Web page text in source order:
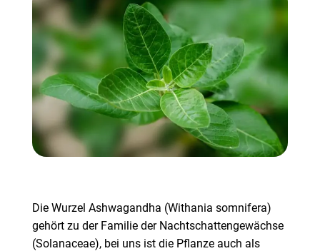
Die Wurzel Ashwagandha (Withania somnifera)
gehört zu der Familie der Nachtschattengewächse
(Solanaceae), bei uns ist die Pflanze auch als